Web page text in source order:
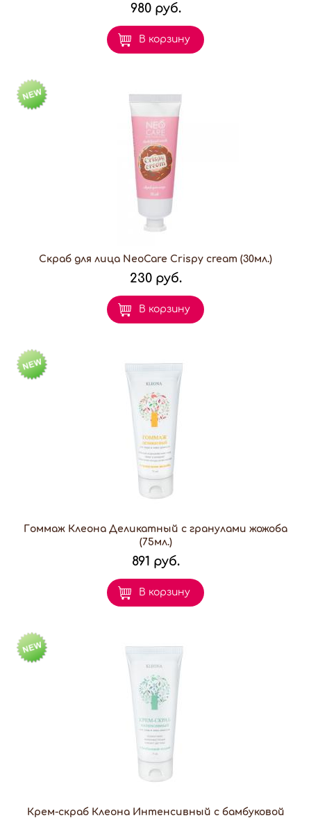
980 руб.
В корзину
Скраб для лица NeoCare Crispy cream (30мл.)
230 руб.
В корзину
Гоммаж Клеона Деликатный с гранулами жожоба
(75мл.)
891 руб.
В корзину
Крем-скраб Клеона Интенсивный с бамбуковой